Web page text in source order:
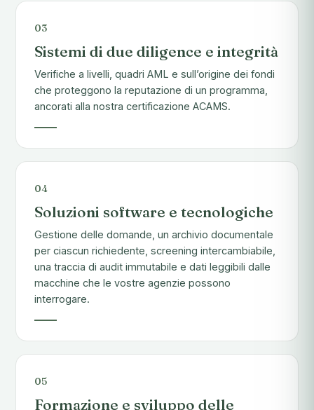
03
Sistemi di due diligence e integrità
Verifiche a livelli, quadri AML e sull’origine dei fondi
che proteggono la reputazione di un programma,
ancorati alla nostra certificazione ACAMS.
04
Soluzioni software e tecnologiche
Gestione delle domande, un archivio documentale
per ciascun richiedente, screening intercambiabile,
una traccia di audit immutabile e dati leggibili dalle
macchine che le vostre agenzie possono
interrogare.
05
Formazione e sviluppo delle